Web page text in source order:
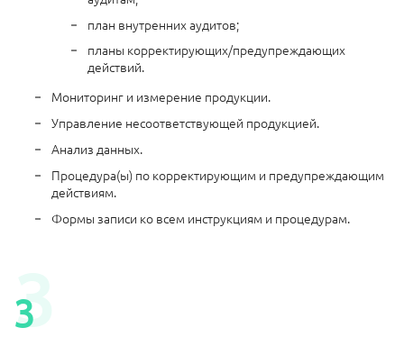
план внутренних аудитов;
планы корректирующих/предупреждающих
действий.
Мониторинг и измерение продукции.
Управление несоответствующей продукцией.
Анализ данных.
Процедура(ы) по корректирующим и предупреждающим
действиям.
Формы записи ко всем инструкциям и процедурам.